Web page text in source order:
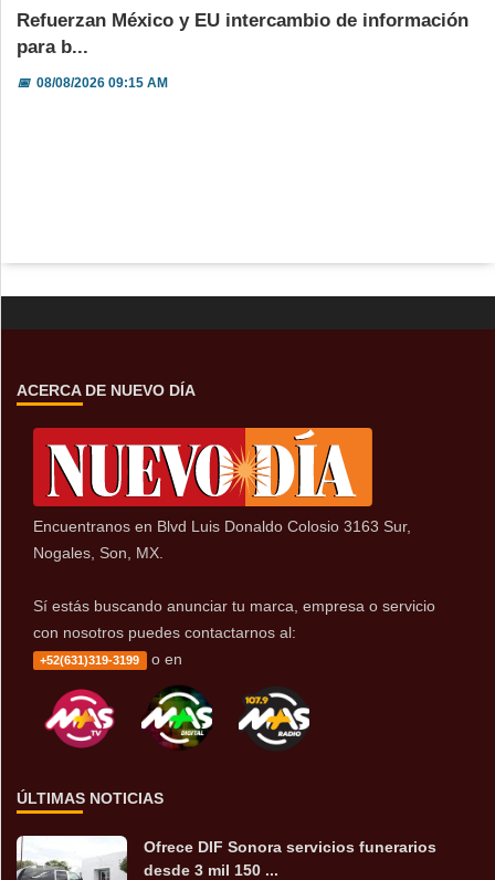
Refuerzan México y EU intercambio de información
para b...
📅08/08/2026 09:15 AM
ACERCA DE NUEVO DÍA
Encuentranos en Blvd Luis Donaldo Colosio 3163 Sur,
Nogales, Son, MX.
Sí estás buscando anunciar tu marca, empresa o servicio
con nosotros puedes contactarnos al:
+52(631)319-3199 o en
ÚLTIMAS NOTICIAS
Ofrece DIF Sonora servicios funerarios
desde 3 mil 150 ...